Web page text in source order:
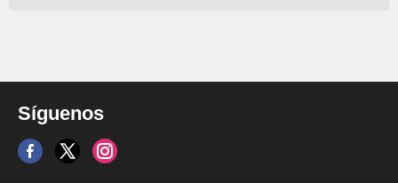
Síguenos